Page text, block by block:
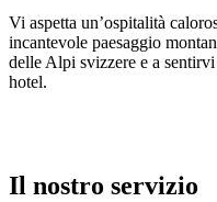
Vi aspetta un’ospitalità
incantevole paesaggio
delle Alpi svizzere e a
hotel.
Il nostro servizio